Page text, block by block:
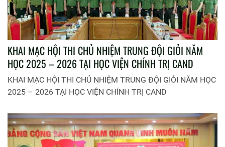
KHAI MẠC HỘI THI CHỦ NHIỆM TRUNG ĐỘI GIỎI NĂM
HỌC 2025 – 2026 TẠI HỌC VIỆN CHÍNH TRỊ CAND
KHAI MẠC HỘI THI CHỦ NHIỆM TRUNG ĐỘI GIỎI NĂM HỌC
2025 – 2026 TẠI HỌC VIỆN CHÍNH TRỊ CAND